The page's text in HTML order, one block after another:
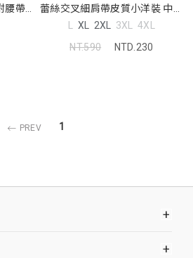
腰帶)
蕾絲交叉細肩帶皮質小洋裝 中大
尺碼洋裝
L XL 2XL 3XL 4XL
NT.590
NTD.230
PREV 1
+
+